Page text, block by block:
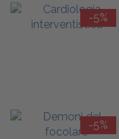
-5%
-5%